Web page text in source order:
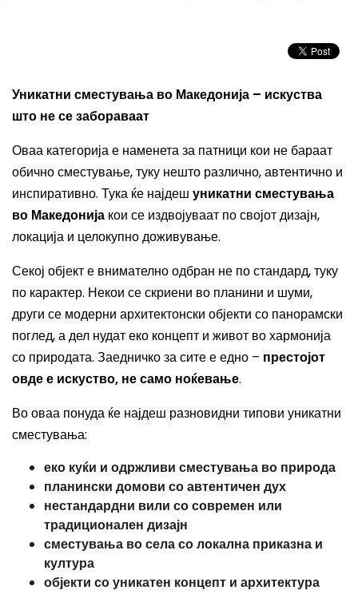
Уникатни сместувања во Македонија – искуства
што не се забораваат
Оваа категорија е наменета за патници кои не бараат
обично сместување, туку нешто различно, автентично и
инспиративно. Тука ќе најдеш уникатни сместувања
во Македонија кои се издвојуваат по својот дизајн,
локација и целокупно доживување.
Секој објект е внимателно одбран не по стандард, туку
по карактер. Некои се скриени во планини и шуми,
други се модерни архитектонски објекти со панорамски
поглед, а дел нудат еко концепт и живот во хармонија
со природата. Заедничко за сите е едно – престојот
овде е искуство, не само ноќевање.
Во оваа понуда ќе најдеш разновидни типови уникатни
сместувања:
еко куќи и одржливи сместувања во природа
планински домови со автентичен дух
нестандардни вили со современ или
традиционален дизајн
сместувања во села со локална приказна и
култура
објекти со уникатен концепт и архитектура